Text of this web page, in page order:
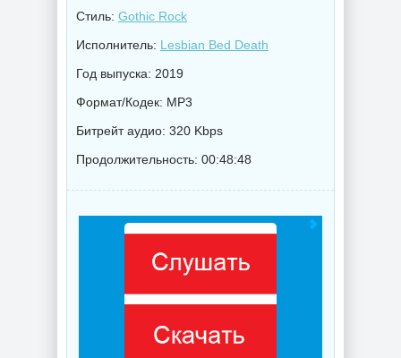
Стиль: Gothic Rock
Исполнитель: Lesbian Bed Death
Год выпуска: 2019
Формат/Кодек: MP3
Битрейт аудио: 320 Kbps
Продолжительность: 00:48:48